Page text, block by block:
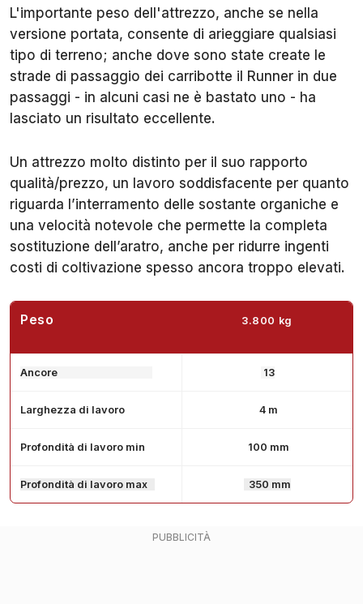
L'importante peso dell'attrezzo, anche se nella
versione portata, consente di arieggiare qualsiasi
tipo di terreno; anche dove sono state create le
strade di passaggio dei carribotte il Runner in due
passaggi - in alcuni casi ne è bastato uno - ha
lasciato un risultato eccellente.
Un attrezzo molto distinto per il suo rapporto
qualità/prezzo, un lavoro soddisfacente per quanto
riguarda l’interramento delle sostante organiche e
una velocità notevole che permette la completa
sostituzione dell’aratro, anche per ridurre ingenti
costi di coltivazione spesso ancora troppo elevati.
Peso 3.800 kg
Ancore 13
Larghezza di lavoro 4 m
Profondità di lavoro min 100 mm
Profondità di lavoro max 350 mm